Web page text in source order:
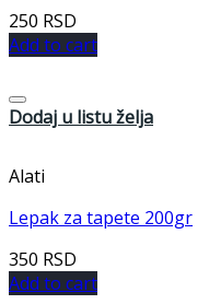
250 RSD
Add to cart
Dodaj u listu želja
Alati
Lepak za tapete 200gr
350 RSD
Add to cart